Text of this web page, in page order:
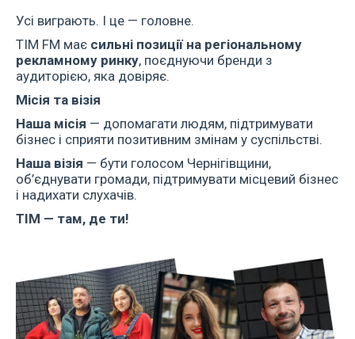
Усі виграють. І це — головне.
ТІМ FM має сильні позиції на регіональному
рекламному ринку, поєднуючи бренди з
аудиторією, яка довіряє.
Місія та візія
Наша місія — допомагати людям, підтримувати
бізнес і сприяти позитивним змінам у суспільстві.
Наша візія — бути голосом Чернігівщини,
об’єднувати громади, підтримувати місцевий бізнес
і надихати слухачів.
ТІМ — там, де ти!